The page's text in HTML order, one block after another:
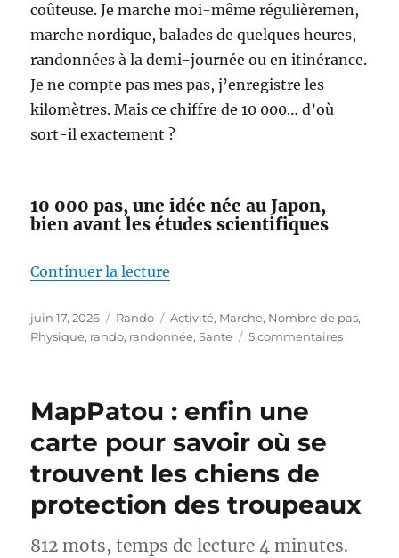
coûteuse. Je marche moi-même régulièremen,
marche nordique, balades de quelques heures,
randonnées à la demi-journée ou en itinérance.
Je ne compte pas mes pas, j’enregistre les
kilomètres. Mais ce chiffre de 10 000… d’où
sort-il exactement ?
10 000 pas, une idée née au Japon,
bien avant les études scientifiques
Continuer la lecture
Publié
le
juin 17, 2026 Catégories
Rando Étiquettes
Activité, Marche, Nombre de pas,
Physique, rando, randonnée,Sante 5 commentairessur
MapPatou : enfin une
carte pour savoir où se
trouvent les chiens de
protection des troupeaux
812 mots, temps de lecture 4 minutes.